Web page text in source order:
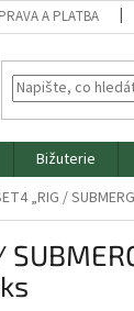
A PLATBA
Bižuterie
„RIG /